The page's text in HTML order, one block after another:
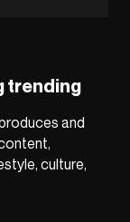
trending
and
culture,